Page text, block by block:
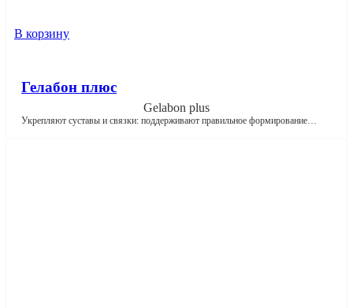
В корзину
Гелабон плюс
Gelabon plus
Укрепляют суставы и связки: поддерживают правильное формирование…